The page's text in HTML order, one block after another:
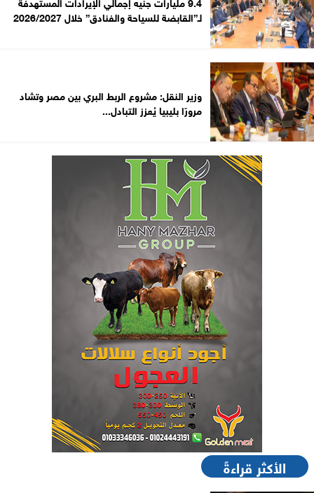
لـ”القابضة للسياحة والفنادق” خلال 2026/2027
وزير النقل: مشروع الربط البري بين مصر وتشاد
مرورًا بليبيا يُعزز التبادل...
الأكثر قراءةً